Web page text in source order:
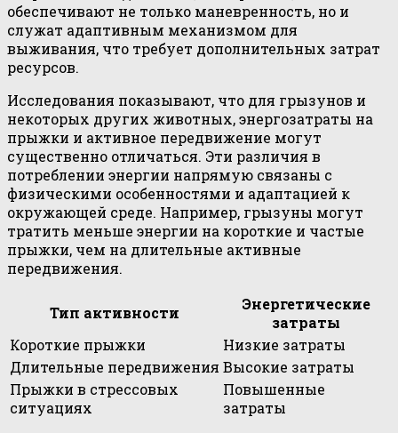
обеспечивают не только маневренность, но и
служат адаптивным механизмом для
выживания, что требует дополнительных затрат
ресурсов.
Исследования показывают, что для грызунов и
некоторых других животных, энергозатраты на
прыжки и активное передвижение могут
существенно отличаться. Эти различия в
потреблении энергии напрямую связаны с
физическими особенностями и адаптацией к
окружающей среде. Например, грызуны могут
тратить меньше энергии на короткие и частые
прыжки, чем на длительные активные
передвижения.
Тип активности
Энергетические
затраты
Короткие прыжки
Низкие затраты
Длительные передвижения Высокие затраты
Прыжки в стрессовых
ситуациях
Повышенные
затраты